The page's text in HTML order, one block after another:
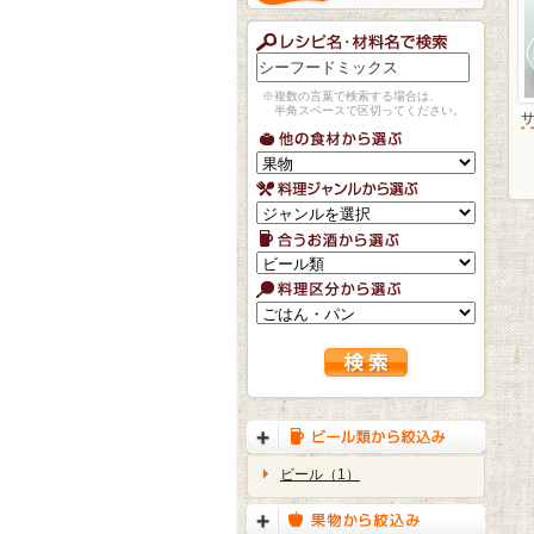
※複数の言葉で検索する場合は、
半角スペースで区切ってください。
ビール（1）